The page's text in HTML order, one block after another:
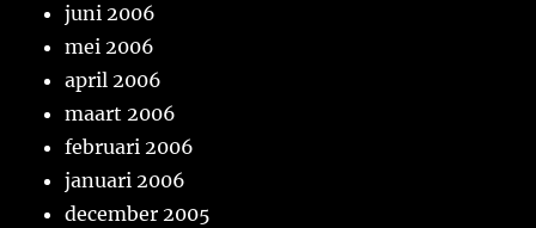
juni 2006
mei 2006
april 2006
maart 2006
februari 2006
januari 2006
december 2005